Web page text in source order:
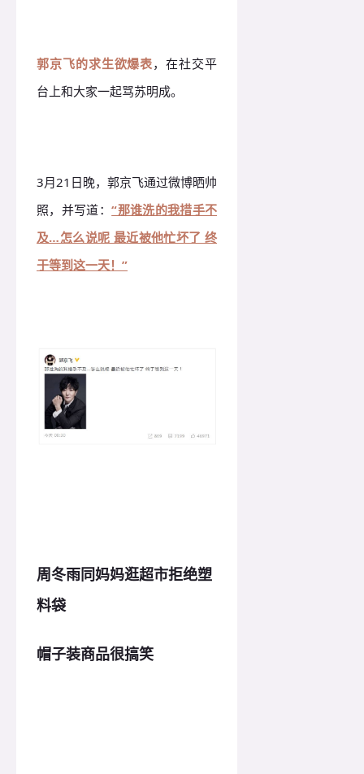
郭京飞的求生欲爆表，在社交平
台上和大家一起骂苏明成。
3月21日晚，郭京飞通过微博晒帅
照，并写道：“那谁洗的我措手不
及…怎么说呢 最近被他忙坏了 终
于等到这一天！”
周冬雨同妈妈逛超市拒绝塑
料袋
帽子装商品很搞笑